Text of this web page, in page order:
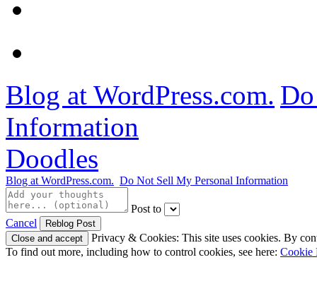
Blog at WordPress.com.
Information
Doodles
Blog at WordPress.com. Do Not Sell My Personal Information
Post to
Cancel
Privacy & Cookies: This site uses cookies. By
To find out more, including how to control cookies, see here: Cookie